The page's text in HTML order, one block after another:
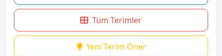
Tüm Terimler
Yeni Terim Öner